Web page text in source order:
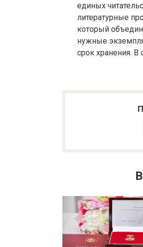
единых
литературные
который
нужные
срок хранения. В